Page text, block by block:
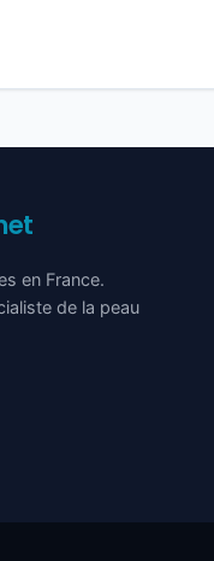
en France.
de la peau